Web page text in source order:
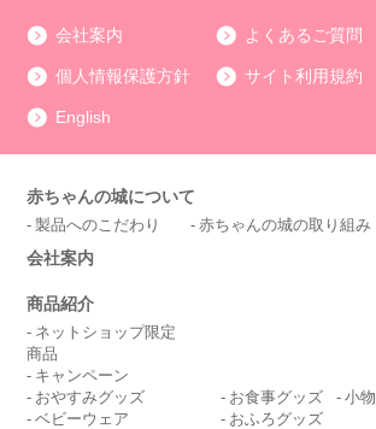
会社案内 よくあるご質問
個人情報保護方針 サイト利用規約
English
赤ちゃんの城について
製品へのこだわり 赤ちゃんの城の取り組み
会社案内
商品紹介
ネットショップ限定
商品
キャンペーン
おやすみグッズ
ベビーウェア
お食事グッズ
小物
おふろグッズ